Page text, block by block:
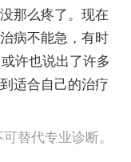
那么疼了。现在
病不能急，有时
许也说出了许多
适合自己的治疗
替代专业诊断。